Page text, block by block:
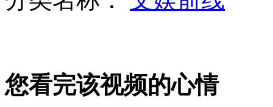
您看完该视频的心情